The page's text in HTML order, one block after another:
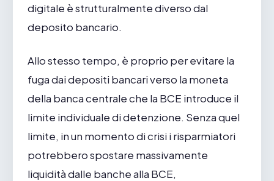
digitale è strutturalmente diverso dal
deposito bancario.
Allo stesso tempo, è proprio per evitare la
fuga dai depositi bancari verso la moneta
della banca centrale che la BCE introduce il
limite individuale di detenzione. Senza quel
limite, in un momento di crisi i risparmiatori
potrebbero spostare massivamente
liquidità dalle banche alla BCE,